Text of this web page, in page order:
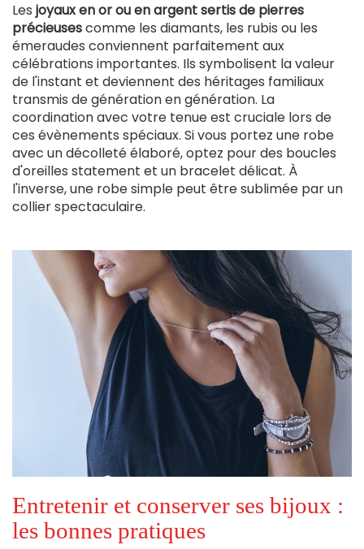
Les joyaux en or ou en argent sertis de pierres
précieusescomme les diamants, les rubis ou les
émeraudes conviennent parfaitement aux
célébrations importantes. Ils symbolisent la valeur
de l'instant et deviennent des héritages familiaux
transmis de génération en génération. La
coordination avec votre tenue est cruciale lors de
ces évènements spéciaux. Si vous portez une robe
avec un décolleté élaboré, optez pour des boucles
d'oreilles statement et un bracelet délicat. À
l'inverse, une robe simple peut être sublimée par un
collier spectaculaire.
Entretenir et conserver ses bijoux :
les bonnes pratiques